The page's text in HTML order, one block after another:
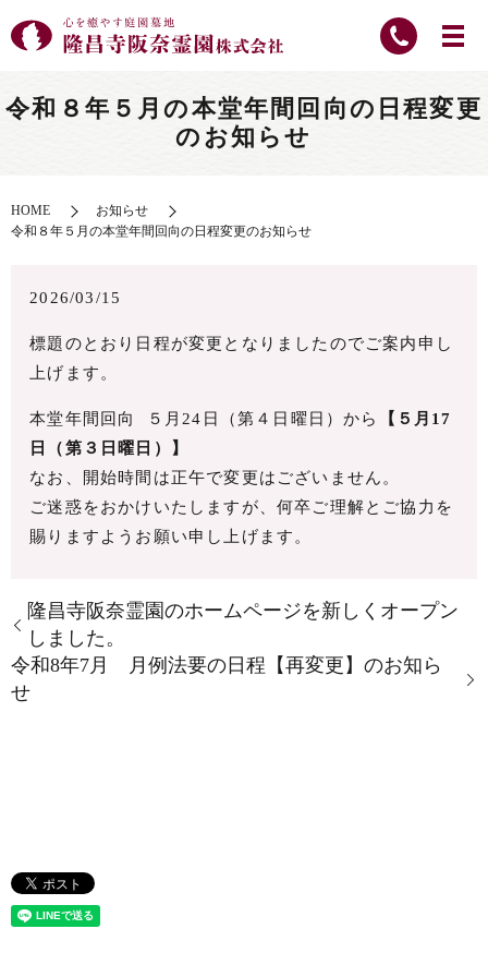
令和８年５月の本堂年間回向の日程変更
のお知らせ
HOME
お知らせ
令和８年５月の本堂年間回向の日程変更のお知らせ
2026/03/15
標題のとおり日程が変更となりましたのでご案内申し
上げます。
本堂年間回向 ５月24日（第４日曜日）から
【５月17
日（第３日曜日）】
なお、開始時間は正午で変更はございません。
ご迷惑をおかけいたしますが、何卒ご理解とご協力を
賜りますようお願い申し上げます。
隆昌寺阪奈霊園のホームページを新しくオープン
しました。
令和8年7月 月例法要の日程【再変更】のお知ら
せ